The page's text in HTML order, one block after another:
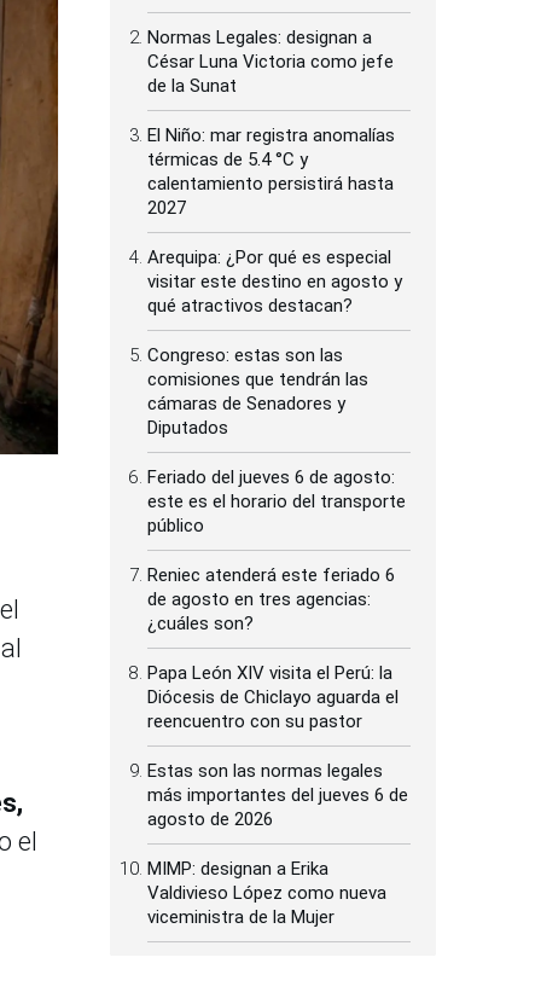
el
Normas Legales: designan a
César Luna Victoria como jefe
de la Sunat
El Niño: mar registra anomalías
térmicas de 5.4 °C y
calentamiento persistirá hasta
2027
Arequipa: ¿Por qué es especial
visitar este destino en agosto y
qué atractivos destacan?
Congreso: estas son las
comisiones que tendrán las
cámaras de Senadores y
Diputados
Feriado del jueves 6 de agosto:
este es el horario del transporte
público
Reniec atenderá este feriado 6
de agosto en tres agencias:
¿cuáles son?
Papa León XIV visita el Perú: la
Diócesis de Chiclayo aguarda el
reencuentro con su pastor
Estas son las normas legales
más importantes del jueves 6 de
agosto de 2026
MIMP: designan a Erika
Valdivieso López como nueva
viceministra de la Mujer